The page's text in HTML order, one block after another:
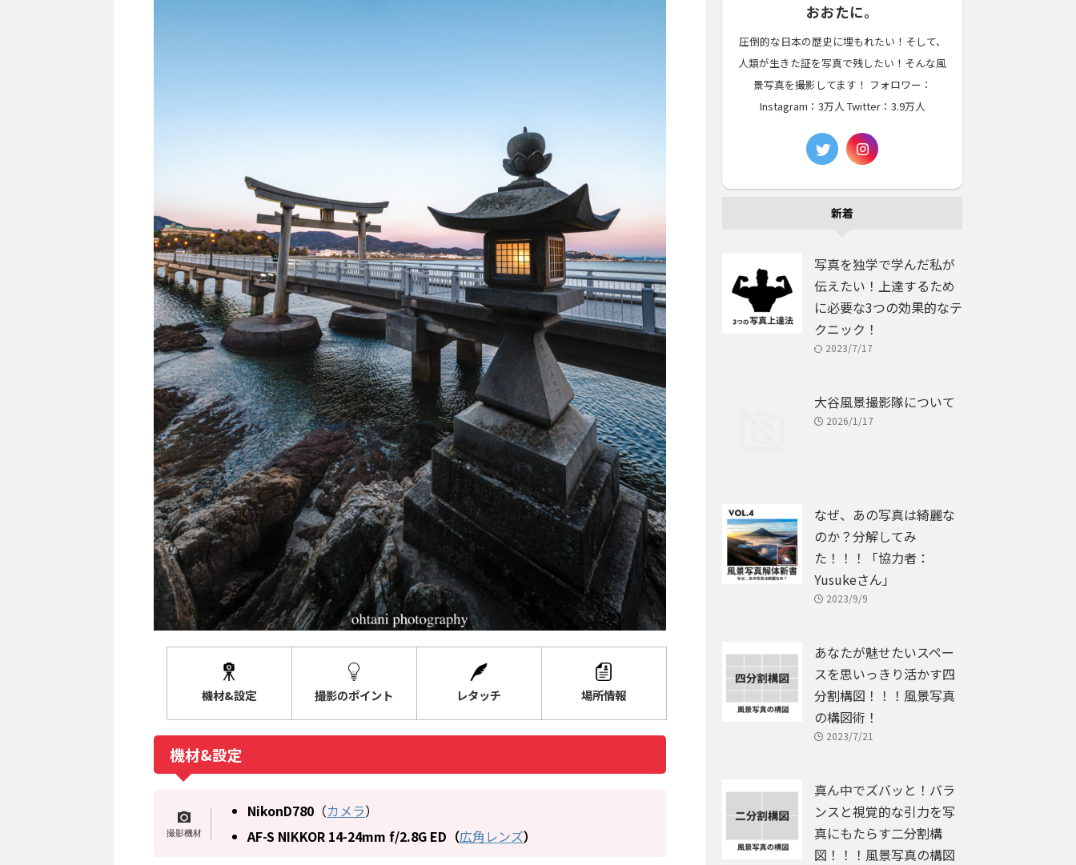
機材&設定 撮影のポイント レタッチ 場所情報
機材&設定
NikonD780 （カメラ）
AF-S NIKKOR 14-24mm f/2.8G ED （広角レンズ）
おおたに。
圧倒的な日本の歴史に埋もれたい！そして、
人類が生きた証を写真で残したい！そんな風
景写真を撮影してます！ フォロワー：
Instagram：3万人 Twitter：3.9万人
新着
写真を独学で学んだ私が
伝えたい！上達するため
に必要な3つの効果的なテ
クニック！
2023/7/17
大谷風景撮影隊について
2026/1/17
なぜ、あの写真は綺麗な
のか？分解してみ
た！！！「協力者：
Yusukeさん」
2023/9/9
あなたが魅せたいスペー
スを思いっきり活かす四
分割構図！！！風景写真
の構図術！
2023/7/21
真ん中でズバッと！バラ
ンスと視覚的な引力を写
真にもたらす二分割構
図！！！風景写真の構図